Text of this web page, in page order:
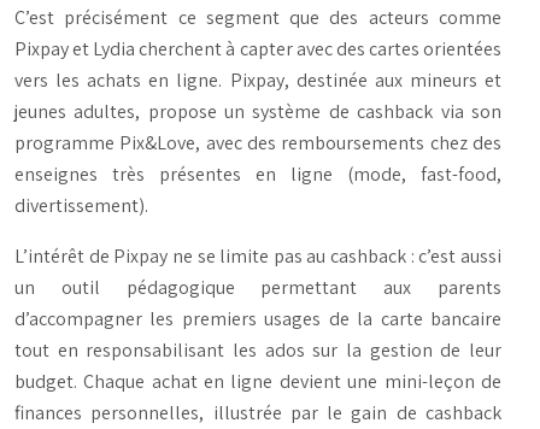
C’est précisément ce segment que des acteurs comme
Pixpay et Lydia cherchent à capter avec des cartes orientées
vers les achats en ligne. Pixpay, destinée aux mineurs et
jeunes adultes, propose un système de cashback via son
programme Pix&Love, avec des remboursements chez des
enseignes très présentes en ligne (mode, fast-food,
divertissement).
L’intérêt de Pixpay ne se limite pas au cashback : c’est aussi
un outil pédagogique permettant aux parents
d’accompagner les premiers usages de la carte bancaire
tout en responsabilisant les ados sur la gestion de leur
budget. Chaque achat en ligne devient une mini-leçon de
finances personnelles, illustrée par le gain de cashback